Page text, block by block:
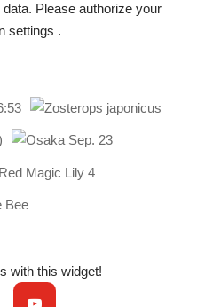
Please authorize your
settings .
with this widget!